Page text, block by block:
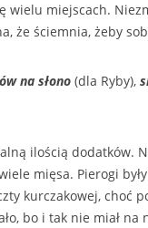
wielu miejscach.
że ściemnia, żeby
na słono (dla Ryby),
ilością dodatków.
mięsa. Pierogi
kurczakowej, choć
bo i tak nie miał na